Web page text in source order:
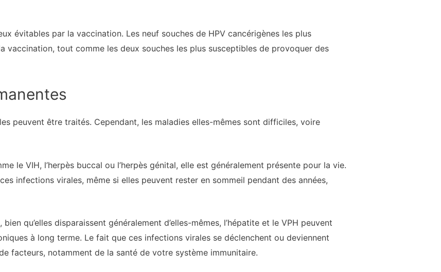
évitables par la vaccination. Les neuf souches de HPV cancérigènes les plus
vaccination, tout comme les deux souches les plus susceptibles de provoquer des
peuvent être traités. Cependant, les maladies elles-mêmes sont difficiles, voire
le VIH, l’herpès buccal ou l’herpès génital, elle est généralement présente pour la vie.
infections virales, même si elles peuvent rester en sommeil pendant des années,
qu’elles disparaissent généralement d’elles-mêmes, l’hépatite et le VPH peuvent
à long terme. Le fait que ces infections virales se déclenchent ou deviennent
facteurs, notamment de la santé de votre système immunitaire.